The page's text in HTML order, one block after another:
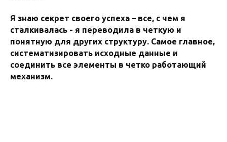
Я знаю секрет своего успеха – все, с чем я
сталкивалась - я переводила в четкую и
понятную для других структуру. Самое главное,
систематизировать исходные данные и
соединить все элементы в четко работающий
механизм.